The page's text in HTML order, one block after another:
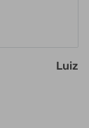
Luiz